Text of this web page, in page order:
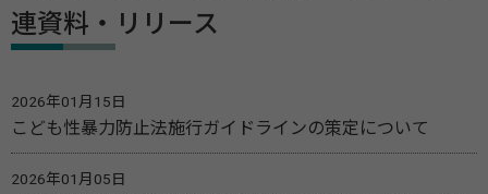
連資料・リリース
2026年01月15日
こども性暴力防止法施行ガイドラインの策定について
2026年01月05日